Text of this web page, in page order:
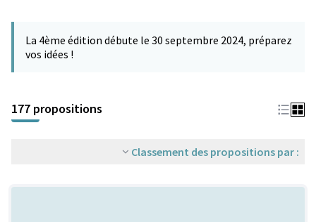
−
La 4ème édition débute le 30 septembre 2024, préparez
vos idées !
177 propositions
Classement des propositions par :